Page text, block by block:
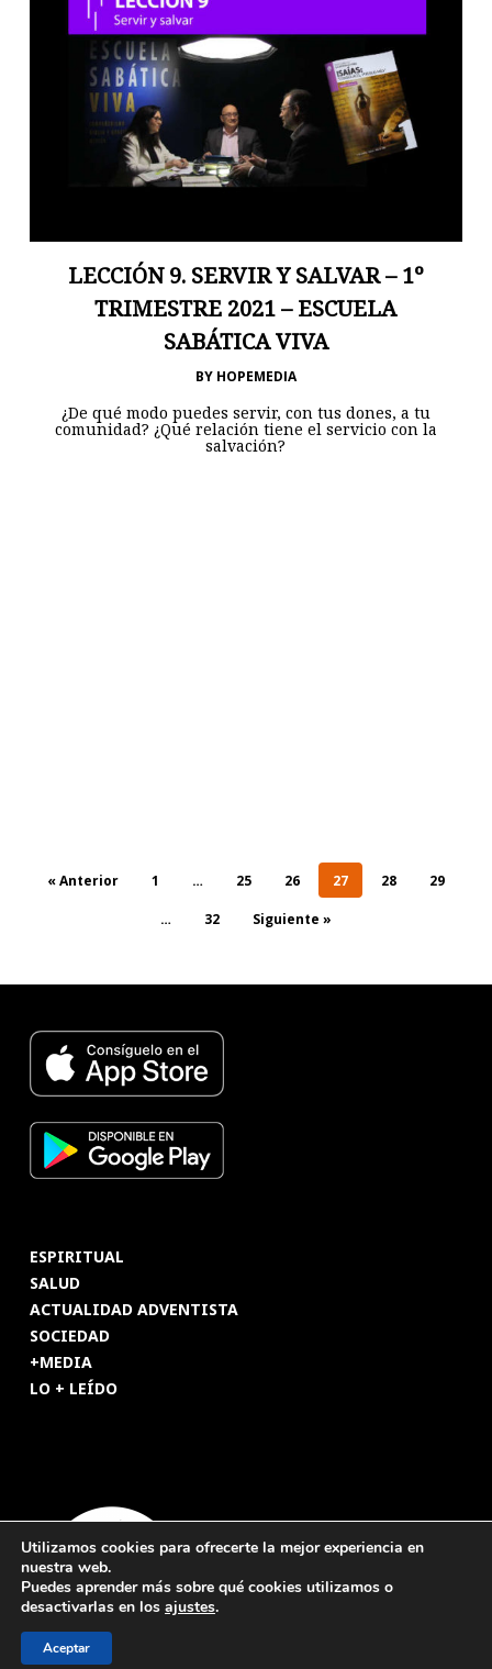
LECCIÓN 9. SERVIR Y SALVAR – 1º
TRIMESTRE 2021 – ESCUELA
SABÁTICA VIVA
BY HOPEMEDIA
¿De qué modo puedes servir, con tus dones, a tu
comunidad? ¿Qué relación tiene el servicio con la
salvación?
« Anterior 1 … 25 26 27 28 29
… 32 Siguiente »
ESPIRITUAL
SALUD
ACTUALIDAD ADVENTISTA
SOCIEDAD
+MEDIA
LO + LEÍDO
Utilizamos cookies para ofrecerte la mejor experiencia en
nuestra web.
Puedes aprender más sobre qué cookies utilizamos o
desactivarlas en los ajustes.
Aceptar